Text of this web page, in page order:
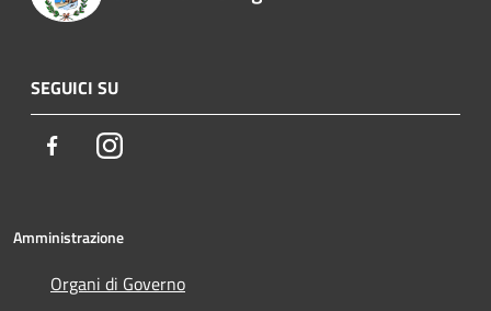
SEGUICI SU
FacebookInstagram
Amministrazione
Organi di Governo